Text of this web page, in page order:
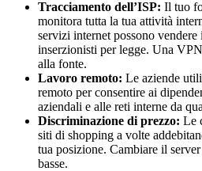
Tracciamento dell’ISP: Il tuo
monitora tutta la tua attività
servizi internet possono
inserzionisti per legge. Una
alla fonte.
Lavoro remoto: Le aziende
remoto per consentire ai
aziendali e alle reti interne da
Discriminazione di prezzo: Le
siti di shopping a volte
tua posizione. Cambiare il
basse.